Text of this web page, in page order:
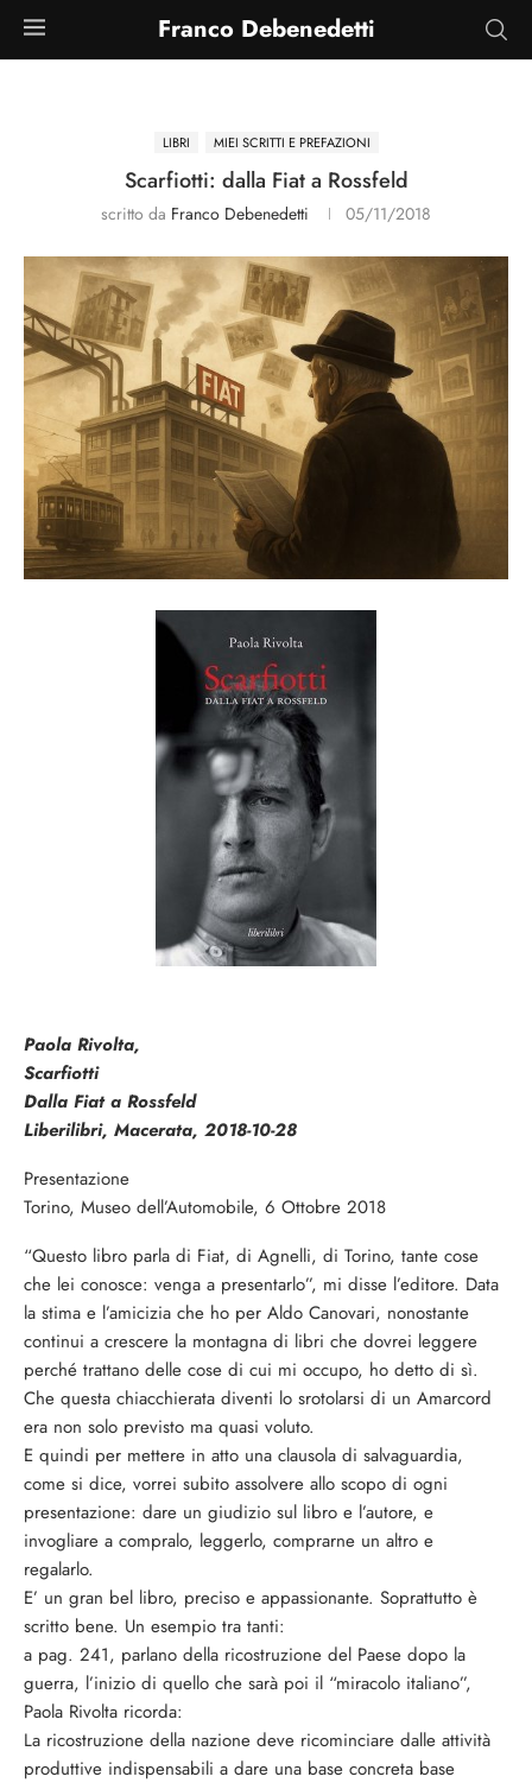
Franco Debenedetti
LIBRI MIEI SCRITTI E PREFAZIONI
Scarfiotti: dalla Fiat a Rossfeld
scritto da Franco Debenedetti 05/11/2018
Paola Rivolta,
Scarfiotti
Dalla Fiat a Rossfeld
Liberilibri, Macerata, 2018-10-28
Presentazione
Torino, Museo dell’Automobile, 6 Ottobre 2018
“Questo libro parla di Fiat, di Agnelli, di Torino, tante cose
che lei conosce: venga a presentarlo”, mi disse l’editore. Data
la stima e l’amicizia che ho per Aldo Canovari, nonostante
continui a crescere la montagna di libri che dovrei leggere
perché trattano delle cose di cui mi occupo, ho detto di sì.
Che questa chiacchierata diventi lo srotolarsi di un Amarcord
era non solo previsto ma quasi voluto.
E quindi per mettere in atto una clausola di salvaguardia,
come si dice, vorrei subito assolvere allo scopo di ogni
presentazione: dare un giudizio sul libro e l’autore, e
invogliare a compralo, leggerlo, comprarne un altro e
regalarlo.
E’ un gran bel libro, preciso e appassionante. Soprattutto è
scritto bene. Un esempio tra tanti:
a pag. 241, parlano della ricostruzione del Paese dopo la
guerra, l’inizio di quello che sarà poi il “miracolo italiano”,
Paola Rivolta ricorda:
La ricostruzione della nazione deve ricominciare dalle attività
produttive indispensabili a dare una base concreta base